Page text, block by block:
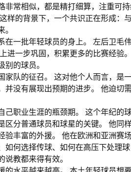
非常相似，都是精打细算，注重可
样的背景下，一个共识正在形成：
。
在一批年轻球员的身上。 左后卫毛
进一步巩固，积累更多的比赛经验
别的球员。
家队的征召。 这对他个人而言，是
并没有展现出预期的进步。 他迫切
己职业生涯的瓶颈期。 这个年纪的
区分普通球员和球星的关键。 他同
验丰富的外援。 他在欧洲和亚洲赛
如何选择传球、如何在高压下处理
说教都来得有效。